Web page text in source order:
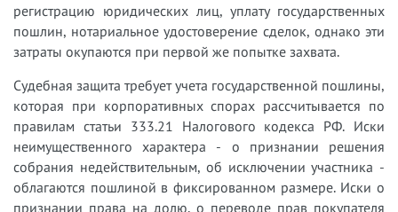
регистрацию юридических лиц, уплату государственных
пошлин, нотариальное удостоверение сделок, однако эти
затраты окупаются при первой же попытке захвата.
Судебная защита требует учета государственной пошлины,
которая при корпоративных спорах рассчитывается по
правилам статьи 333.21 Налогового кодекса РФ. Иски
неимущественного характера - о признании решения
собрания недействительным, об исключении участника -
облагаются пошлиной в фиксированном размере. Иски о
признании права на долю, о переводе прав покупателя